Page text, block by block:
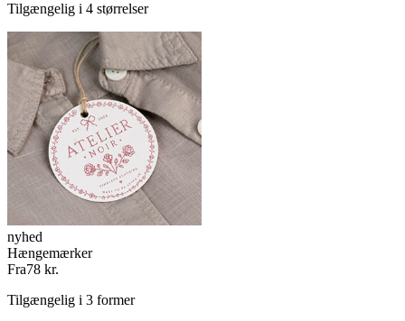
Tilgængelig i 4 størrelser
nyhed
Hængemærker
Fra78 kr.
Tilgængelig i 3 former